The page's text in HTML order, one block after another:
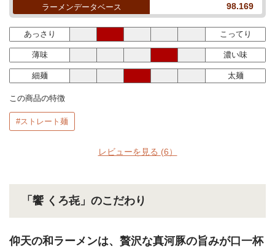
ラーメンデータベース 98.169
あっさり こってり
薄味 濃い味
細麺 太麺
この商品の特徴
#ストレート麺
レビューを見る (6）
「饗 くろ㐂」のこだわり
仰天の和ラーメンは、贅沢な真河豚の旨みが口一杯